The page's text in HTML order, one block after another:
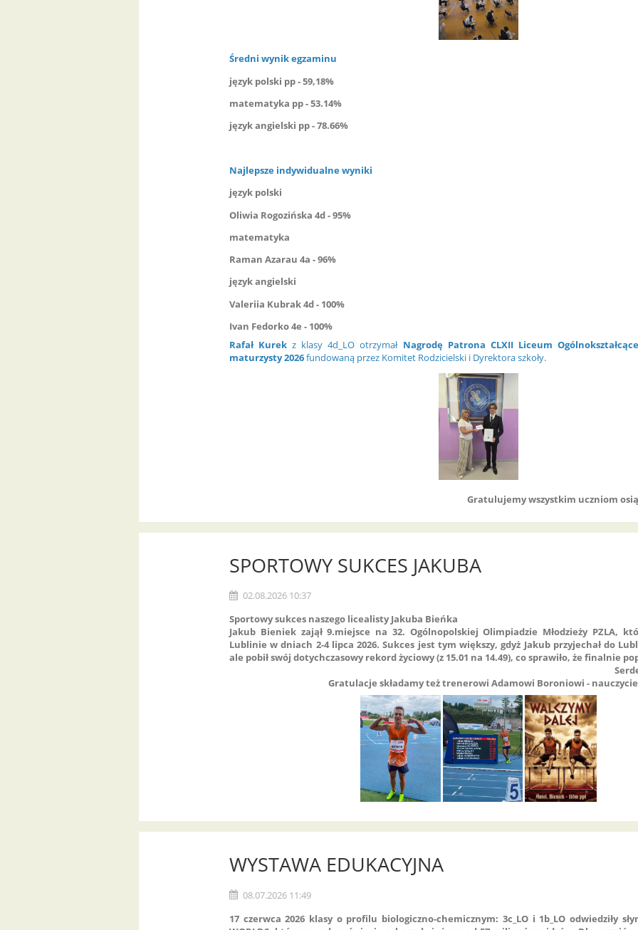
Średni wynik egzaminu
język polski pp -59,18%
matematyka pp - 53.14%
język angielski pp - 78.66%
Najlepsze indywidualne wyniki
język polski
Oliwia Rogozińska 4d - 95%
matematyka
Raman Azarau 4a - 96%
język angielski
Valeriia Kubrak 4d - 100%
Ivan Fedorko 4e - 100%
Rafał Kurekz klasy 4d_LO otrzymał Nagrodę Patrona CLXII Liceum
maturzysty 2026fundowaną przez Komitet Rodzicielski i Dyrektora szkoły.
Gratulujemy wszystkim uczniom
SPORTOWY SUKCES JAKUBA
02.08.2026 10:37
Sportowy sukces naszego licealisty Jakuba Bieńka
Jakub Bieniek zajął 9.miejsce na 32. Ogólnopolskiej Olimpiadzie Młodzieży PZLA,
Lublinie w dniach 2-4 lipca 2026. Sukces jest tym większy, gdyż Jakub przyjechał do
ale pobił swój dotychczasowy rekord życiowy (z 15.01 na 14.49), co sprawiło, że finalnie
Gratulacje składamy też trenerowi Adamowi Boroniowi -
WYSTAWA EDUKACYJNA
08.07.2026 11:49
17 czerwca 2026 klasy o profilu biologiczno-chemicznym: 3c_LO i 1b_LO odwiedziły